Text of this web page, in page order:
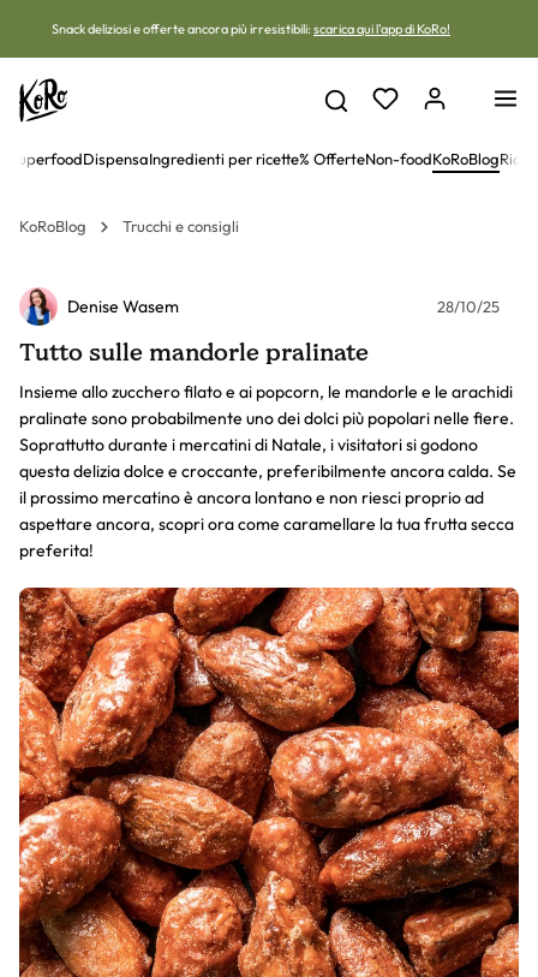
Snack deliziosi e offerte ancora più irresistibili: scarica qui l'app di KoRo!
superfoodDispensaIngredienti per ricette% OfferteNon-foodKoRoBlog
KoRoBlog Trucchi e consigli
Denise Wasem 28/10/25
Tutto sulle mandorle pralinate
Insieme allo zucchero filato e ai popcorn, le mandorle e le arachidi
pralinate sono probabilmente uno dei dolci più popolari nelle fiere.
Soprattutto durante i mercatini di Natale, i visitatori si godono
questa delizia dolce e croccante, preferibilmente ancora calda. Se
il prossimo mercatino è ancora lontano e non riesci proprio ad
aspettare ancora, scopri ora come caramellare la tua frutta secca
preferita!